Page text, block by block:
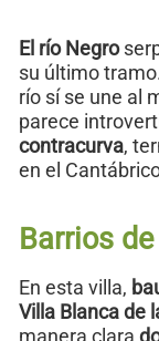
El río Negro
su último
río sí se une al
parece
contracurva,
en el
Barrios
En esta villa,
Villa Blanca de
manera clara